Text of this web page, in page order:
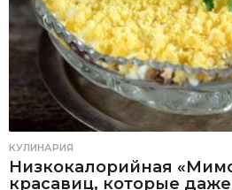
КУЛИНАРИЯ
Низкокалорийная
красавиц, которые